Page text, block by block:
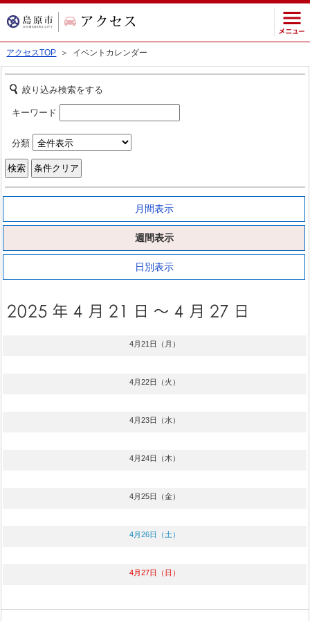
アクセスTOP ＞ イベントカレンダー
絞り込み検索をする
キーワード
分類
月間表示
週間表示
日別表示
4月21日（月）
4月22日（火）
4月23日（水）
4月24日（木）
4月25日（金）
4月26日（土）
4月27日（日）